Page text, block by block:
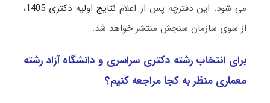
می شود. این دفترچه پس از اعلام نتایج اولیه دکتری 1405
،
از سوی سازمان سنجش منتشر خواهد شد.
برای انتخاب رشته دکتری سراسری و دانشگاه آزاد رشته
معماری منظر به کجا مراجعه کنیم؟